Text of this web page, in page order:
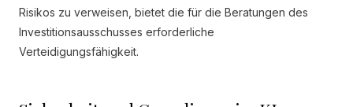
Risikos zu verweisen, bietet die für die Beratungen des
Investitionsausschusses erforderliche
Verteidigungsfähigkeit.